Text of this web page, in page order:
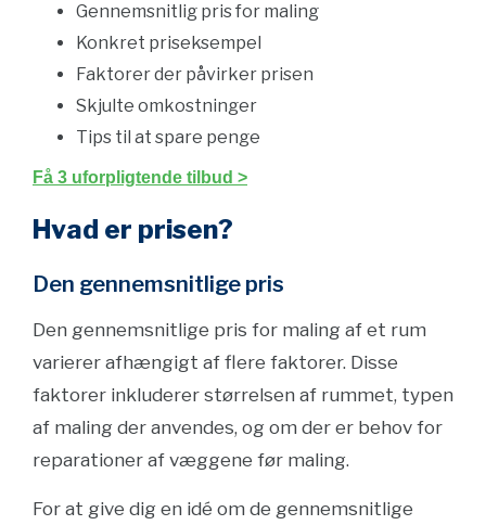
Gennemsnitlig pris for maling
Konkret priseksempel
Faktorer der påvirker prisen
Skjulte omkostninger
Tips til at spare penge
Få 3 uforpligtende tilbud >
Hvad er prisen?
Den gennemsnitlige pris
Den gennemsnitlige pris for maling af et rum
varierer afhængigt af flere faktorer. Disse
faktorer inkluderer størrelsen af rummet, typen
af maling der anvendes, og om der er behov for
reparationer af væggene før maling.
For at give dig en idé om de gennemsnitlige